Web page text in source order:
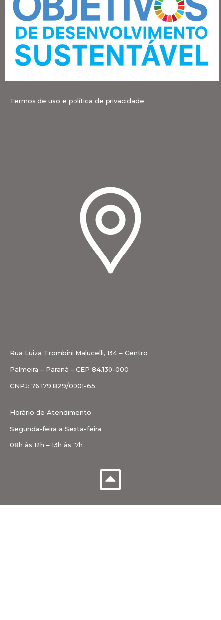
Termos de uso e política de privacidade
Rua Luiza Trombini Malucelli, 134 – Centro
Palmeira – Paraná – CEP 84.130-000
CNPJ: 76.179.829/0001-65
Horário de Atendimento
Segunda-feira a Sexta-feira
08h às 12h – 13h às 17h